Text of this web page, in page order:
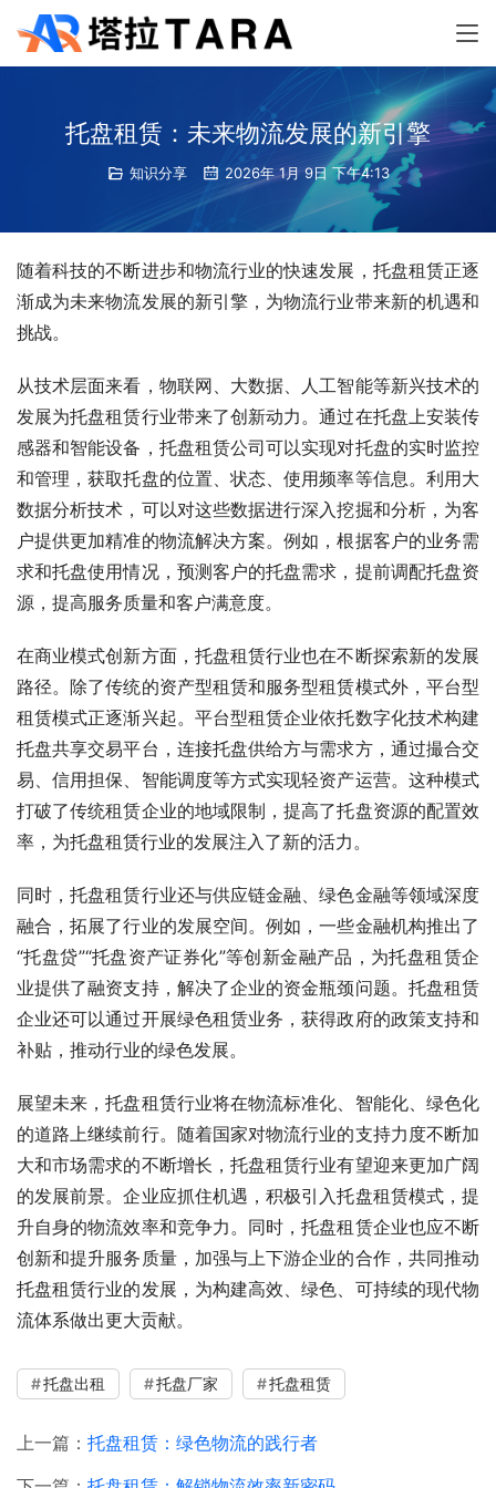
托盘租赁：未来物流发展的新引擎
知识分享 2026年 1月 9日 下午4:13
随着科技的不断进步和物流行业的快速发展，托盘租赁正逐
渐成为未来物流发展的新引擎，为物流行业带来新的机遇和
挑战。
从技术层面来看，物联网、大数据、人工智能等新兴技术的
发展为托盘租赁行业带来了创新动力。通过在托盘上安装传
感器和智能设备，托盘租赁公司可以实现对托盘的实时监控
和管理，获取托盘的位置、状态、使用频率等信息。利用大
数据分析技术，可以对这些数据进行深入挖掘和分析，为客
户提供更加精准的物流解决方案。例如，根据客户的业务需
求和托盘使用情况，预测客户的托盘需求，提前调配托盘资
源，提高服务质量和客户满意度。
在商业模式创新方面，托盘租赁行业也在不断探索新的发展
路径。除了传统的资产型租赁和服务型租赁模式外，平台型
租赁模式正逐渐兴起。平台型租赁企业依托数字化技术构建
托盘共享交易平台，连接托盘供给方与需求方，通过撮合交
易、信用担保、智能调度等方式实现轻资产运营。这种模式
打破了传统租赁企业的地域限制，提高了托盘资源的配置效
率，为托盘租赁行业的发展注入了新的活力。
同时，托盘租赁行业还与供应链金融、绿色金融等领域深度
融合，拓展了行业的发展空间。例如，一些金融机构推出了
“托盘贷”“托盘资产证券化”等创新金融产品，为托盘租赁企
业提供了融资支持，解决了企业的资金瓶颈问题。托盘租赁
企业还可以通过开展绿色租赁业务，获得政府的政策支持和
补贴，推动行业的绿色发展。
展望未来，托盘租赁行业将在物流标准化、智能化、绿色化
的道路上继续前行。随着国家对物流行业的支持力度不断加
大和市场需求的不断增长，托盘租赁行业有望迎来更加广阔
的发展前景。企业应抓住机遇，积极引入托盘租赁模式，提
升自身的物流效率和竞争力。同时，托盘租赁企业也应不断
创新和提升服务质量，加强与上下游企业的合作，共同推动
托盘租赁行业的发展，为构建高效、绿色、可持续的现代物
流体系做出更大贡献。
托盘出租 托盘厂家 托盘租赁
上一篇： 托盘租赁：绿色物流的践行者